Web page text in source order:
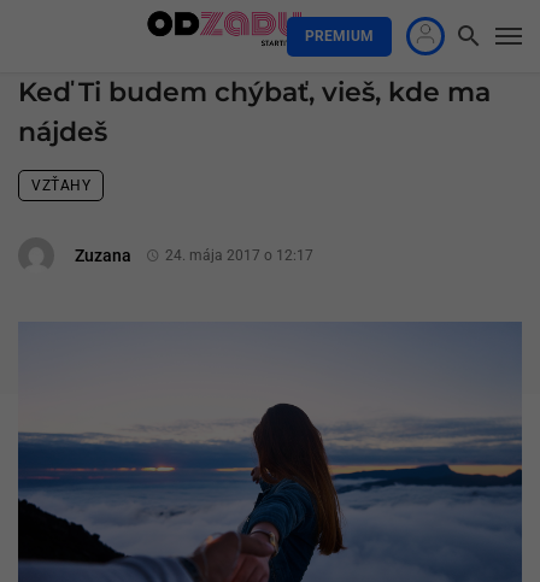
PREMIUM
Keď Ti budem chýbať, vieš, kde ma
nájdeš
VZŤAHY
Zuzana 24. mája 2017 o 12:17